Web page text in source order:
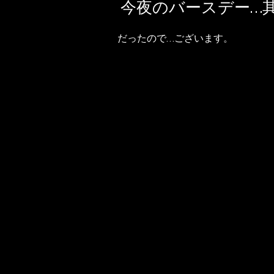
今夜のバースデー…
だったので…ございます。